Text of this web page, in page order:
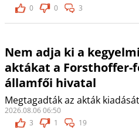
0
0 3
Nem adja ki a kegyelmi
aktákat a Forsthoffer-
államfői hivatal
Megtagadták az akták
2026.08.06 06:50
3
1 19